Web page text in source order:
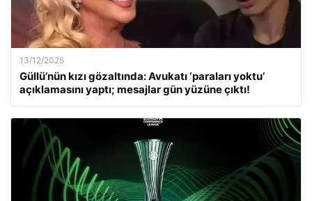
13/12/2025
Güllü’nün kızı gözaltında: Avukatı ‘paraları yoktu’
açıklamasını yaptı; mesajlar gün yüzüne çıktı!